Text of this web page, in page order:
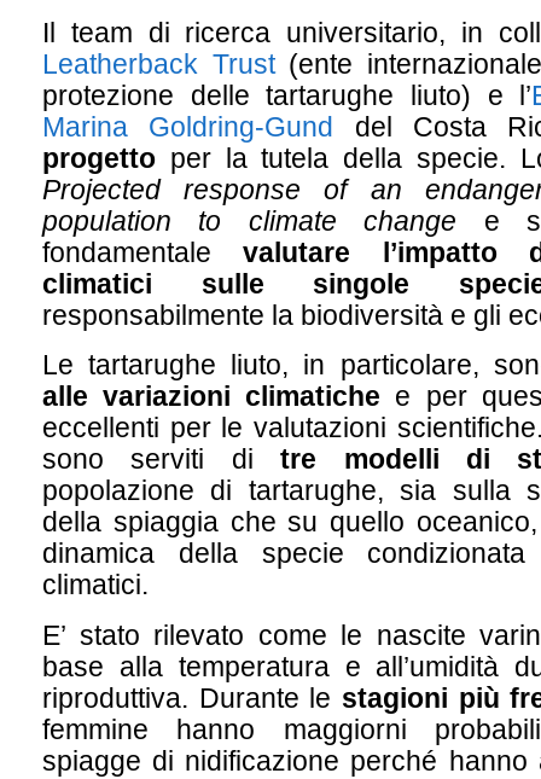
Il team di ricerca universitario, in
Leatherback Trust(ente
protezione delle tartarughe liuto) e l’
Marina Goldring-Gund del Costa
progetto per la tutela della specie.
Projected response of an
population to climate change e
fondamentalevalutare l’impatto
climatici sulle singole
responsabilmente la biodiversità e gli
Le tartarughe liuto, in particolare,
alle variazioni climatiche e per
eccellenti per le valutazioni
sono serviti ditre modelli di
popolazione di tartarughe, sia sulla
della spiaggia che su quello
dinamica della specie
climatici.
E’ stato rilevato come le nascite
base alla temperatura e all’umidità
riproduttiva. Durante le stagioni più
femmine hanno maggiorni
spiagge di nidificazione perché hanno